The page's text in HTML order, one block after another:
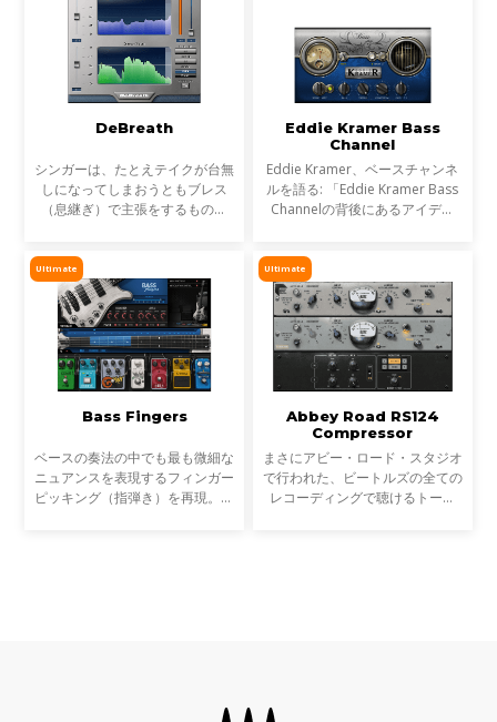
DeBreath
シンガーは、たとえテイクが台無
しになってしまおうともブレス
（息継ぎ）で主張をするもので
あるいは除去することができま
す。つまり、シンガーはエンジ
Eddie Kramer Bass
Channel
Eddie Kramer、ベースチャンネ
ルを語る: 「Eddie Kramer Bass
Channelの背後にあるアイデア
トベースを作り上げるというこ
と。一般的に中低域に特徴を
Ultimate
Bass Fingers
ベースの奏法の中でも最も微細な
ニュアンスを表現するフィンガー
ピッキング（指弾き）を再現。リ
Ultimate
Abbey Road RS124
Compressor
まさにアビー・ロード・スタジオ
で行われた、ビートルズの全ての
レコーディングで聴けるトーン